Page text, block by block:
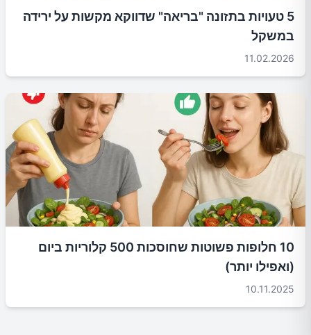
5 טעויות בתזונה "בריאה" שדווקא מקשות על ירידה
במשקל
11.02.2026
10 חלופות פשוטות שחוסכות 500 קלוריות ביום
(ואפילו יותר)
10.11.2025